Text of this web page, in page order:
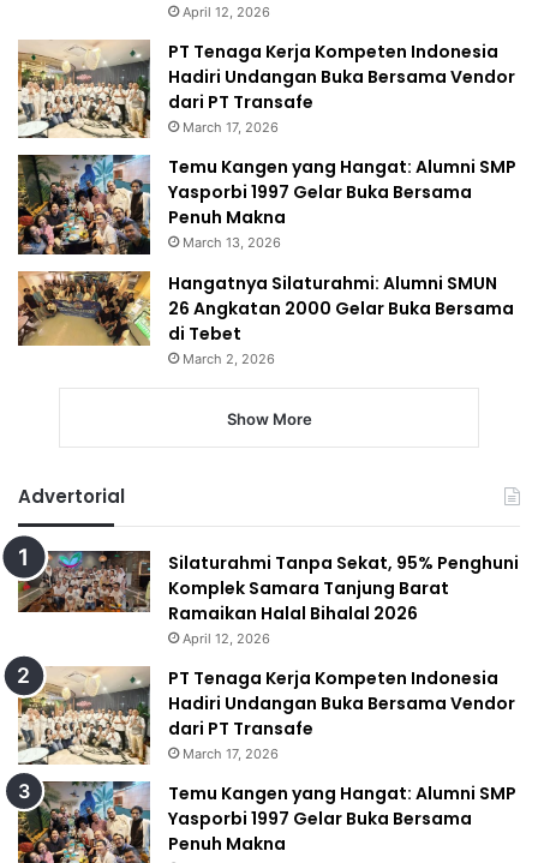
April 12, 2026
PT Tenaga Kerja Kompeten Indonesia
Hadiri Undangan Buka Bersama Vendor
dari PT Transafe
March 17, 2026
Temu Kangen yang Hangat: Alumni SMP
Yasporbi 1997 Gelar Buka Bersama
Penuh Makna
March 13, 2026
Hangatnya Silaturahmi: Alumni SMUN
26 Angkatan 2000 Gelar Buka Bersama
di Tebet
March 2, 2026
Show More
Advertorial
Silaturahmi Tanpa Sekat, 95% Penghuni
Komplek Samara Tanjung Barat
Ramaikan Halal Bihalal 2026
April 12, 2026
PT Tenaga Kerja Kompeten Indonesia
Hadiri Undangan Buka Bersama Vendor
dari PT Transafe
March 17, 2026
Temu Kangen yang Hangat: Alumni SMP
Yasporbi 1997 Gelar Buka Bersama
Penuh Makna